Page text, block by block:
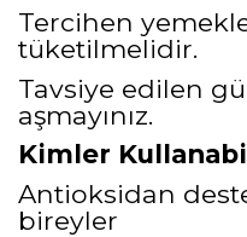
Tercihen
tüketilmelidir.
Tavsiye edilen
aşmayınız.
Kimler
Antioksidan
bireyler